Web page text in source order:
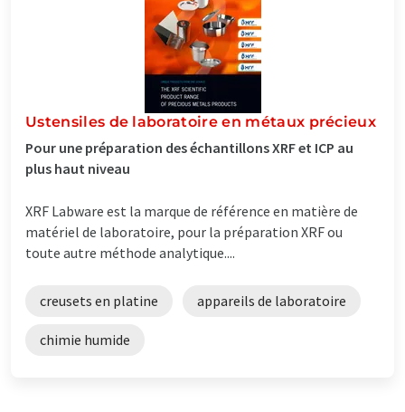
Ustensiles de laboratoire en métaux précieux
Pour une préparation des échantillons XRF et ICP au
plus haut niveau
XRF Labware est la marque de référence en matière de
matériel de laboratoire, pour la préparation XRF ou
toute autre méthode analytique....
creusets en platine appareils de laboratoire
chimie humide